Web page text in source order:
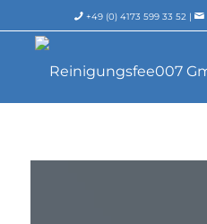
+49 (0) 4173 599 33 52 |